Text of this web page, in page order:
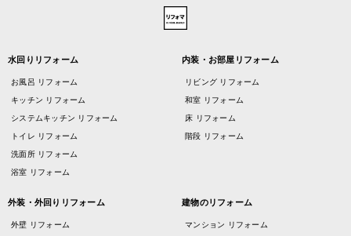
水回りリフォーム
お風呂 リフォーム
キッチン リフォーム
システムキッチン リフォーム
トイレ リフォーム
洗面所 リフォーム
浴室 リフォーム
内装・お部屋リフォーム
リビング リフォーム
和室 リフォーム
床 リフォーム
階段 リフォーム
外装・外回りリフォーム
外壁 リフォーム
建物のリフォーム
マンション リフォーム